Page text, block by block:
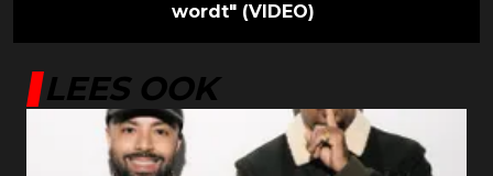
wordt" (VIDEO)
LEES OOK